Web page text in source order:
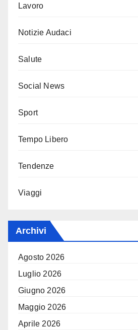
Lavoro
Notizie Audaci
Salute
Social News
Sport
Tempo Libero
Tendenze
Viaggi
Archivi
Agosto 2026
Luglio 2026
Giugno 2026
Maggio 2026
Aprile 2026